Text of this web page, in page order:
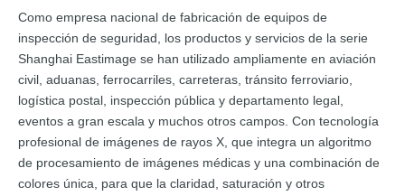
Como empresa nacional de fabricación de equipos de
inspección de seguridad, los productos y servicios de la serie
Shanghai Eastimage se han utilizado ampliamente en aviación
civil, aduanas, ferrocarriles, carreteras, tránsito ferroviario,
logística postal, inspección pública y departamento legal,
eventos a gran escala y muchos otros campos. Con tecnología
profesional de imágenes de rayos X, que integra un algoritmo
de procesamiento de imágenes médicas y una combinación de
colores única, para que la claridad, saturación y otros